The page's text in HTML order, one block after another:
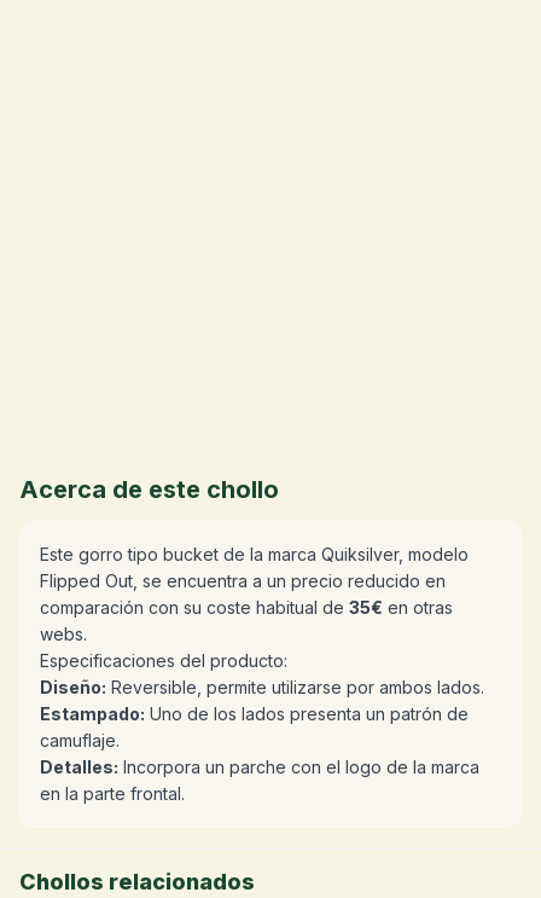
Acerca de este chollo
Este gorro tipo bucket de la marca Quiksilver, modelo
Flipped Out, se encuentra a un precio reducido en
comparación con su coste habitual de 35€ en otras
webs.
Especificaciones del producto:
Diseño: Reversible, permite utilizarse por ambos lados.
Estampado: Uno de los lados presenta un patrón de
camuflaje.
Detalles: Incorpora un parche con el logo de la marca
en la parte frontal.
Chollos relacionados